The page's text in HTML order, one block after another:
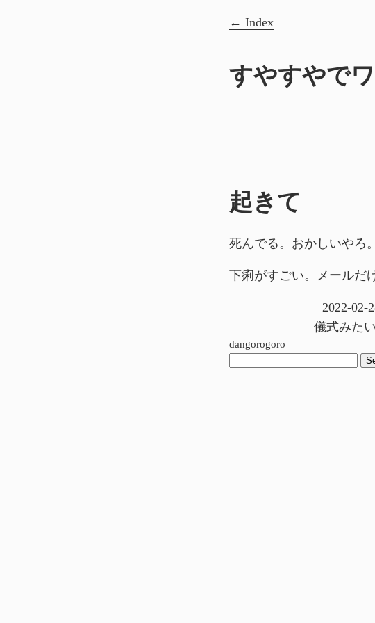
Index
すやすやで
起きて
死んでる。おかしいやろ
下痢がすごい。メールだ
2022-02-
儀式みた
dangorogoro